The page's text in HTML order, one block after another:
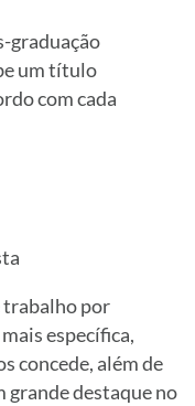
graduação
um título
com cada
trabalho por
específica,
concede, além de
destaque no